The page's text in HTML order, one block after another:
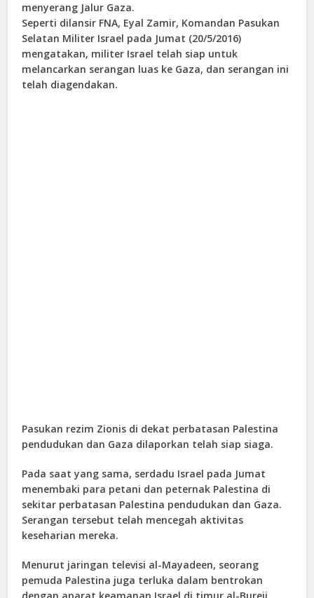
menyerang Jalur Gaza.
Seperti dilansir FNA, Eyal Zamir, Komandan Pasukan
Selatan Militer Israel pada Jumat (20/5/2016)
mengatakan, militer Israel telah siap untuk
melancarkan serangan luas ke Gaza, dan serangan ini
telah diagendakan.
Pasukan rezim Zionis di dekat perbatasan Palestina
pendudukan dan Gaza dilaporkan telah siap siaga.
Pada saat yang sama, serdadu Israel pada Jumat
menembaki para petani dan peternak Palestina di
sekitar perbatasan Palestina pendudukan dan Gaza.
Serangan tersebut telah mencegah aktivitas
keseharian mereka.
Menurut jaringan televisi al-Mayadeen, seorang
pemuda Palestina juga terluka dalam bentrokan